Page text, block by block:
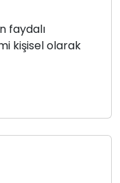
faydalı
kişisel olarak